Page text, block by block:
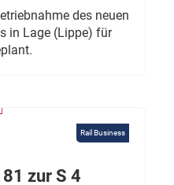
des neuen
in Lage (Lippe) für
Rail Business
zur S 4